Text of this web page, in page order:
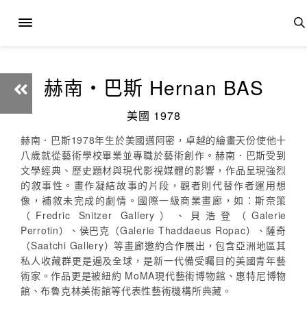
赫南‧巴斯 Hernan BAS
美國 1978
赫南．巴斯1978年生於美國邁阿密，卓越的繪畫天份使他十
八歲就從藝術學校畢業並專職於藝術創作。赫南．巴斯受到
文學經典、歷史題材與現代影視媒體的影響，作品呈現強烈
的敘事性。畫作凝結故事的片段，觀者則代替作者運用想
像，補敘未完成的劇情。國際一級商業畫廊，如：斯奈策
（Fredric Snitzer Gallery）、貝浩登（Galerie
Perrotin）、侯巴克（Galerie Thaddaeus Ropac）、薩奇
（Saatchi Gallery）等畫廊邀約合作展出，包含亞洲地區其
私人收藏群更是遍及全球，是新一代備受矚目的美國青年藝
術家。作品更是被紐約 MoMA現代藝術博物館、惠特尼博物
館、布魯克林美術館等代表性藝術機構所典藏。